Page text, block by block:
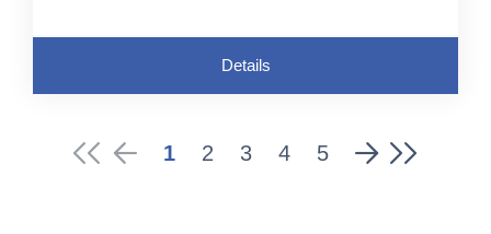
Details
1 2 3 4 5